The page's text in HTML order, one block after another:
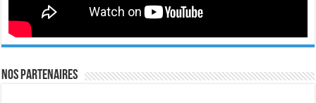
Nos Partenaires